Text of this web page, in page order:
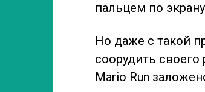
пальцем по
Но даже с такой
соорудить
Mario Run